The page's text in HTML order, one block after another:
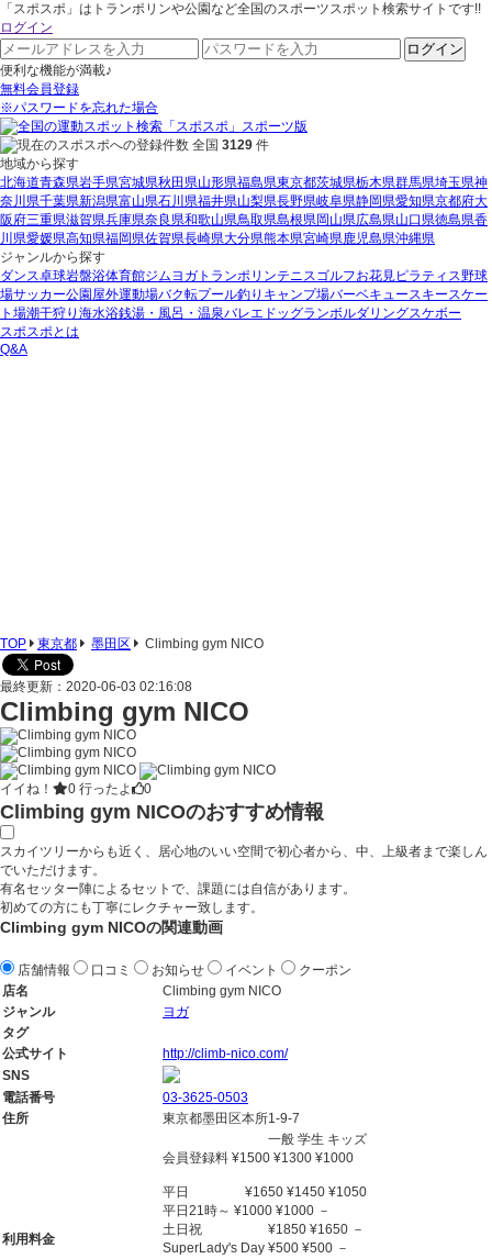
「スポスポ」はトランポリンや公園など全国のスポーツスポット検索サイトです!!
ログイン
ログイン
便利な機能が満載♪
無料会員登録
※パスワードを忘れた場合
全国 3129 件
地域から探す
北海道青森県岩手県宮城県秋田県山形県福島県東京都茨城県栃木県群馬県埼玉県神
奈川県千葉県新潟県富山県石川県福井県山梨県長野県岐阜県静岡県愛知県京都府大
阪府三重県滋賀県兵庫県奈良県和歌山県鳥取県島根県岡山県広島県山口県徳島県香
川県愛媛県高知県福岡県佐賀県長崎県大分県熊本県宮崎県鹿児島県沖縄県
ジャンルから探す
ダンス卓球岩盤浴体育館ジムヨガ トランポリンテニスゴルフお花見ピラティス野球
場サッカー公園 屋外運動場バク転プール釣り キャンプ場バーベキュースキースケー
ト場潮干狩り 海水浴銭湯・風呂・温泉バレエ ドッグランボルダリングスケボー
スポスポとは
Q&A
TOP 東京都 墨田区 Climbing gym NICO
最終更新：2020-06-03 02:16:08
Climbing gym NICO
イイね！ 0 行ったよ 0
Climbing gym NICOのおすすめ情報
スカイツリーからも近く、居心地のいい空間で初心者から、中、上級者まで楽しん
でいただけます。
有名セッター陣によるセットで、課題には自信があります。
初めての方にも丁寧にレクチャー致します。
Climbing gym NICOの関連動画
店舗情報 口コミ お知らせ イベント
クーポン
店名
Climbing gym NICO
ジャンル
ヨガ
タグ
公式サイト
http://climb-nico.com/
SNS
電話番号
03-3625-0503
住所
東京都墨田区本所1-9-7
利用料金
一般 学生 キッズ
会員登録料 ¥1500 ¥1300 ¥1000
平日 ¥1650 ¥1450 ¥1050
平日21時～ ¥1000 ¥1000 －
土日祝 ¥1850 ¥1650 －
SuperLady's Day ¥500 ¥500 －